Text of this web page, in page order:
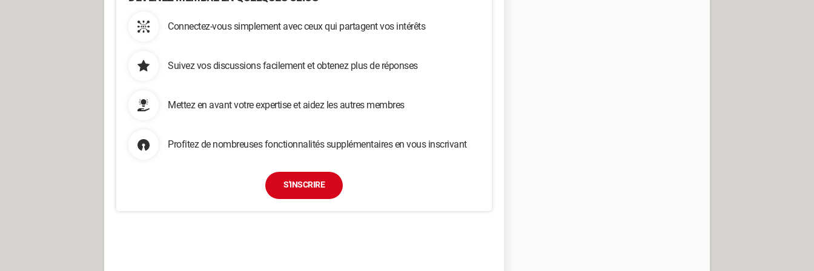
Connectez-vous simplement avec ceux qui partagent vos intérêts
Suivez vos discussions facilement et obtenez plus de réponses
Mettez en avant votre expertise et aidez les autres membres
Profitez de nombreuses fonctionnalités supplémentaires en vous inscrivant
S'INSCRIRE